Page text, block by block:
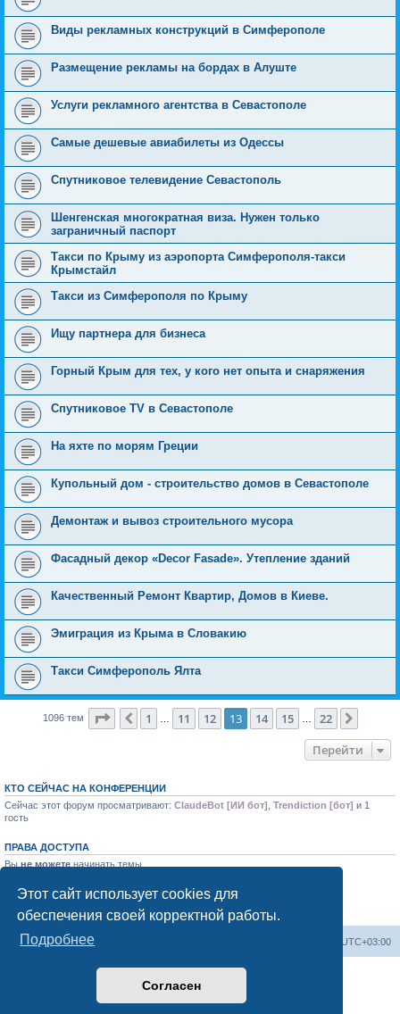
Этот сайт использует cookies для
обеспечения своей корректной работы.
Подробнее
Согласен
Виды рекламных конструкций в Симферополе
Размещение рекламы на бордах в Алуште
Услуги рекламного агентства в Севастополе
Самые дешевые авиабилеты из Одессы
Спутниковое телевидение Севастополь
Шенгенская многократная виза. Нужен только
заграничный паспорт
Такси по Крыму из аэропорта Симферополя-такси
Крымстайл
Такси из Симферополя по Крыму
Ищу партнера для бизнеса
Горный Крым для тех, у кого нет опыта и снаряжения
Спутниковое TV в Севастополе
На яхте по морям Греции
Купольный дом - строительство домов в Севастополе
Демонтаж и вывоз строительного мусора
Фасадный декор «Decor Fasade». Утепление зданий
Качественный Ремонт Квартир, Домов в Киеве.
Эмиграция из Крыма в Словакию
Такси Симферополь Ялта
1096 тем Страница 13из 22
Пред.
1 11 12 13 14 15 22
Перейти
КТО СЕЙЧАС НА КОНФЕРЕНЦИИ
Сейчас этот форум просматривают: ClaudeBot [ИИ бот] Trendiction [бот] и 1
гость
ПРАВА ДОСТУПА
Вы не можете начинать темы
Выне можетередактировать свои сообщения
Выне можетеудалять свои сообщения
Выне можетедобавлять вложения
Форум «Весь Крым» UTC+03:00
Создано на основе phpBB® Forum Software © phpBB Limited
Конфиденциальность